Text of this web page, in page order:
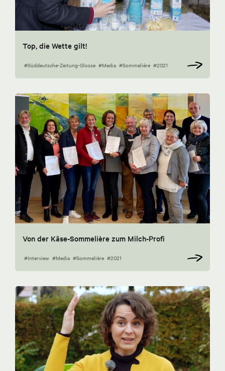
Top, die Wette gilt!
#Süddeutsche-Zeitung-Glosse #Media #Sommelière #2021
Von der Käse-Sommelière zum Milch-Profi
#Interview #Media #Sommelière #2021